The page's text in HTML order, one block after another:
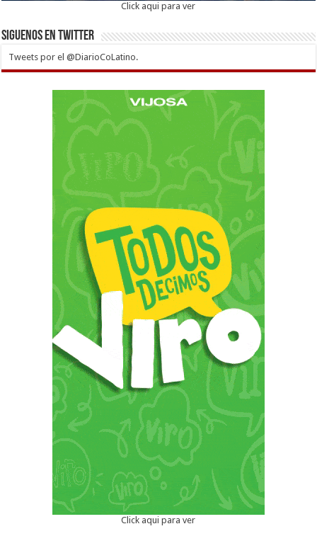
Click aqui para ver
Siguenos en twitter
Tweets por el @DiarioCoLatino.
Click aqui para ver